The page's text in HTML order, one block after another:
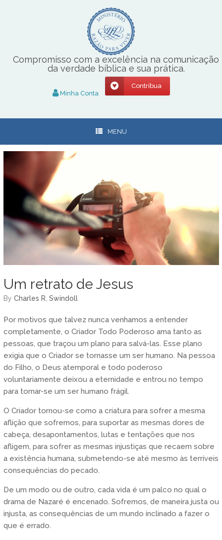
Compromisso com a excelência na comunicação
da verdade bíblica e sua prática.
Minha Conta
Contribua
MENU
Um retrato de Jesus
by Charles R. Swindoll
Por motivos que talvez nunca venhamos a entender
completamente, o Criador Todo Poderoso ama tanto as
pessoas, que traçou um plano para salvá-las. Esse plano
exigia que o Criador se tornasse um ser humano. Na pessoa
do Filho, o Deus atemporal e todo poderoso
voluntariamente deixou a eternidade e entrou no tempo
para tornar-se um ser humano frágil.
O Criador tornou-se como a criatura para sofrer a mesma
aflição que sofremos, para suportar as mesmas dores de
cabeça, desapontamentos, lutas e tentações que nos
afligem, para sofrer as mesmas injustiças que recaem sobre
a existência humana, submetendo-se até mesmo às terríveis
consequências do pecado.
De um modo ou de outro, cada vida é um palco no qual o
drama de Nazaré é encenado. Sofremos, de maneira justa ou
injusta, as consequências de um mundo inclinado a fazer o
que é errado.